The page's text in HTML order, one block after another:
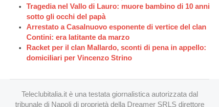
Tragedia nel Vallo di Lauro: muore bambino di 10 anni
sotto gli occhi del papà
Arrestato a Casalnuovo esponente di vertice del clan
Contini: era latitante da marzo
Racket per il clan Mallardo, sconti di pena in appello:
domiciliari per Vincenzo Strino
Teleclubitalia.it è una testata giornalistica autorizzata dal
tribunale di Napoli di proprietà della Dreamer SRLS direttore